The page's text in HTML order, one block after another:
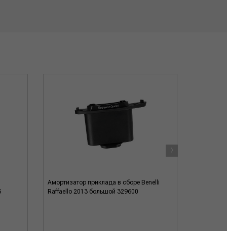
Амортизатор приклада в сборе Benelli
Raffaello 2013 большой 329600
›